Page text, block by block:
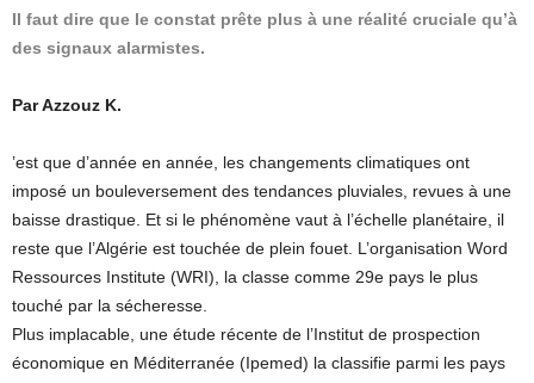
Il faut dire que le constat prête plus à une réalité cruciale qu’à
des signaux alarmistes.
Par Azzouz K.
’est que d’année en année, les changements climatiques ont
imposé un bouleversement des tendances pluviales, revues à une
baisse drastique. Et si le phénomène vaut à l’échelle planétaire, il
reste que l’Algérie est touchée de plein fouet. L’organisation Word
Ressources Institute (WRI), la classe comme 29e pays le plus
touché par la sécheresse.
Plus implacable, une étude récente de l’Institut de prospection
économique en Méditerranée (Ipemed) la classifie parmi les pays